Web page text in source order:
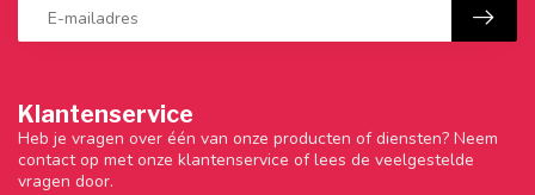
Klantenservice
Heb je vragen over één van onze producten of diensten? Neem
contact op met onze klantenservice of lees de veelgestelde
vragen door.